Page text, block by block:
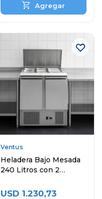
Ventus
Heladera Bajo Mesada
240 Litros con 2
Cubas
USD 1.230,73